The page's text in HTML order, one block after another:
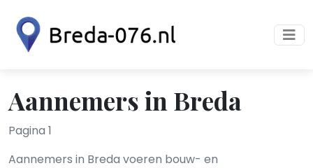
Aannemers in Breda
Pagina 1
Aannemers in Breda voeren bouw- en